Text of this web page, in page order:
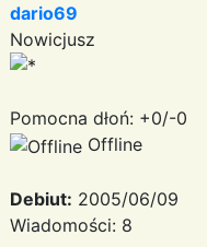
dario69
Nowicjusz
Pomocna dłoń: +0/-0
Offline
Debiut: 2005/06/09
Wiadomości: 8